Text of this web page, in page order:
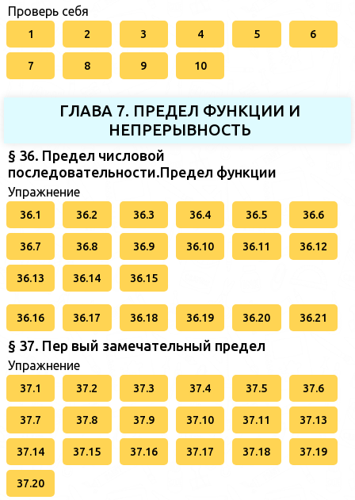
Проверь себя
1 2 3 4 5 6
7 8 9 10
ГЛАВА 7. ПРЕДЕЛ ФУНКЦИИ И
НЕПРЕРЫВНОСТЬ
§ 36. Предел числовой
последовательности.Предел функции
Упражнение
36.1 36.2 36.3 36.4 36.5 36.6
36.7 36.8 36.9 36.10 36.11 36.12
36.13 36.14 36.15
36.16 36.17 36.18 36.19 36.20 36.21
§ 37. Пер вый замечательный предел
Упражнение
37.1 37.2 37.3 37.4 37.5 37.6
37.7 37.8 37.9 37.10 37.11 37.13
37.14 37.15 37.16 37.17 37.18 37.19
37.20